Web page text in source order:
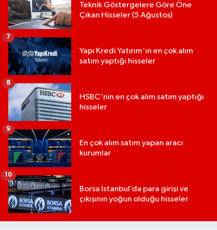
Teknik Göstergelere Göre Öne
Çıkan Hisseler (5 Ağustos)
Yapı Kredi Yatırım'ın en çok alım
satım yaptığı hisseler
7
HSBC'nin en çok alım satım yaptığı
hisseler
8
En çok alım satım yapan aracı
kurumlar
9
Borsa İstanbul’da para girişi ve
çıkışının yoğun olduğu hisseler
10